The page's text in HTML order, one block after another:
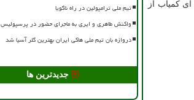
کمیاب از
تیم ملی ترامپولین در راه ناگویا
واکنش طاهری و ایری به ماجرای حضور در پرسپولیس
دروازه بان تیم ملی هاکی ایران بهترین گلر آسیا شد
جدیدترین ها